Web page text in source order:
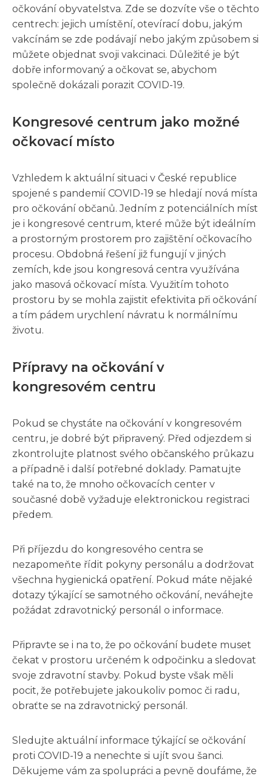
očkování obyvatelstva. Zde se dozvíte vše o těchto
centrech: jejich umístění, otevírací dobu, jakým
vakcínám se zde podávají nebo jakým způsobem si
můžete objednat svoji vakcinaci. Důležité je být
dobře informovaný a očkovat se, abychom
společně dokázali porazit COVID-19.
Kongresové centrum jako možné
očkovací místo
Vzhledem k aktuální situaci v České republice
spojené s pandemií COVID-19 se hledají nová místa
pro očkování občanů. Jedním z potenciálních míst
je i kongresové centrum, které může být ideálním
a prostorným prostorem pro zajištění očkovacího
procesu. Obdobná řešení již fungují v jiných
zemích, kde jsou kongresová centra využívána
jako masová očkovací místa. Využitím tohoto
prostoru by se mohla zajistit efektivita při očkování
a tím pádem urychlení návratu k normálnímu
životu.
Přípravy na očkování v
kongresovém centru
Pokud se chystáte na očkování v kongresovém
centru, je dobré být připravený. Před odjezdem si
zkontrolujte platnost svého občanského průkazu
a případně i další potřebné doklady. Pamatujte
také na to, že mnoho očkovacích center v
současné době vyžaduje elektronickou registraci
předem.
Při příjezdu do kongresového centra se
nezapomeňte řídit pokyny personálu a dodržovat
všechna hygienická opatření. Pokud máte nějaké
dotazy týkající se samotného očkování, neváhejte
požádat zdravotnický personál o informace.
Připravte se i na to, že po očkování budete muset
čekat v prostoru určeném k odpočinku a sledovat
svoje zdravotní stavby. Pokud byste však měli
pocit, že potřebujete jakoukoliv pomoc či radu,
obraťte se na zdravotnický personál.
Sledujte aktuální informace týkající se očkování
proti COVID-19 a nenechte si ujít svou šanci.
Děkujeme vám za spolupráci a pevně doufáme, že